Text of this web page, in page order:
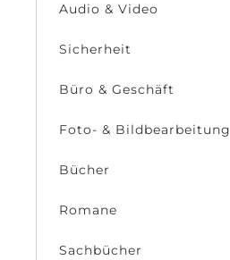
Audio & Video
Sicherheit
Büro & Geschäft
Foto- & Bildbearbeitung
Bücher
Romane
Sachbücher